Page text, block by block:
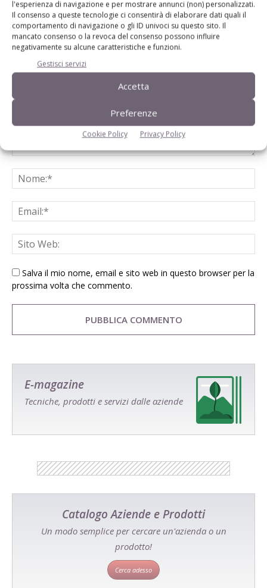
l'esperienza di navigazione e per mostrare annunci (non) personalizzati.
Il consenso a queste tecnologie ci consentirà di elaborare dati quali il
comportamento di navigazione o gli ID univoci su questo sito. Il
mancato consenso o la revoca del consenso possono influire
negativamente su alcune caratteristiche e funzioni.
Gestisci servizi
Accetta
Preferenze
Cookie Policy Privacy Policy
LASCIA UN COMMENTO
Salva il mio nome, email e sito web in questo browser per la
prossima volta che commento.
E-magazine
Tecniche, prodotti e servizi dalle aziende
Catalogo Aziende e Prodotti
Un modo semplice per cercare un'azienda o un
prodotto!
Cerca adesso